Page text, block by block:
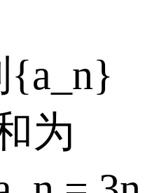
{a_n}
为